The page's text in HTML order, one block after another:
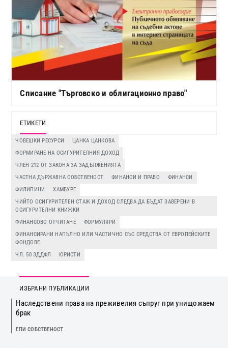
Списание "Търговско и облигационно право"
ЕТИКЕТИ
ЧОВЕШКИ РЕСУРСИ
ЦАНКА ЦАНКОВА
ФОРМИРАНЕ НА ОСИГУРИТЕЛНИЯ ДОХОД
ЧЛЕН 212 ОТ ЗАКОНА ЗА ЗАДЪЛЖЕНИЯТА
ЧАСТНА ДЪРЖАВНА СОБСТВЕНОСТ
ФИНАНСИ И ПРАВО
ФИНАНСИ
ФИЛИПИНИ
ХАМБУРГ
ЧИЙТО ОСИГУРИТЕЛЕН СТАЖ И ДОХОД СЛЕДВА ДА БЪДАТ ЗАВЕРЕНИ В
ОСИГУРИТЕЛНИ КНИЖКИ
ФИНАНСОВО ОТЧИТАНЕ
ФОРМУЛЯРИ
ФИНАНСИРАНИ НАПЪЛНО ИЛИ ЧАСТИЧНО СЪС СРЕДСТВА ОТ ЕВРОПЕЙСКИТЕ
ФОНДОВЕ
ЧЛ. 50 ЗДДФЛ
ЮРИСТИ
ИЗБРАНИ ПУБЛИКАЦИИ
Наследствени права на преживелия съпруг при унищожаем
брак
ЕПИ СОБСТВЕНОСТ